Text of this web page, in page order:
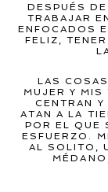
DESPUÉS
TRABAJAR
ENFOCADOS
FELIZ,
LAS
MUJER Y MIS
CENTRAN
ATAN A LA
POR EL QUE
ESFUERZO.
AL SOLITO,